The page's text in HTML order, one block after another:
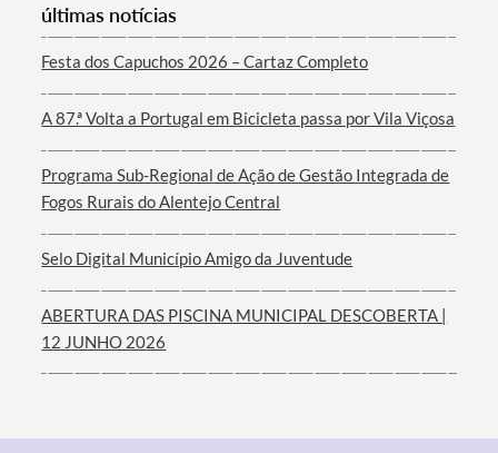
Categorias gerais
Filtros
últimas notícias
Festa dos Capuchos 2026 – Cartaz Completo
A 87.ª Volta a Portugal em Bicicleta passa por Vila Viçosa
Programa Sub-Regional de Ação de Gestão Integrada de
Fogos Rurais do Alentejo Central
Selo Digital Município Amigo da Juventude
ABERTURA DAS PISCINA MUNICIPAL DESCOBERTA |
12 JUNHO 2026